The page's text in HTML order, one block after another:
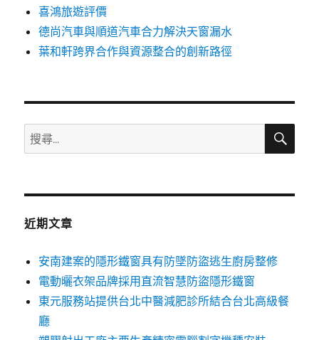
喜鴻旅遊評價
德尚汽車與順道汽車合力解決天窗漏水
葉和軒跨界合作與資源整合的創新路徑
搜
尋
鍵
搜
近期文章
安南建案的隱形鐵窗具有防墜防盜逃生廚房整修
電動曬衣架品牌採用直流智慧防盜隱形鐵窗
東元服務站提供台北中醫減肥診所結合台北高級餐
廳